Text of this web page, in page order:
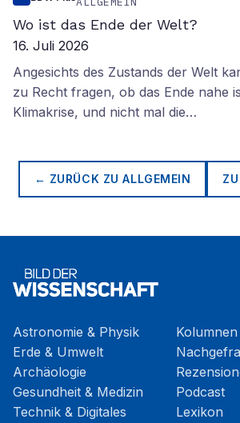
Wo ist das Ende der Welt?
16. Juli 2026
Angesichts des Zustands der Welt
zu Recht fragen, ob das Ende nahe
Klimakrise, und nicht mal die…
← ZURÜCK ZUALLGEMEIN
Astronomie & Physik
Erde & Umwelt
Archäologie
Gesundheit & Medizin
Technik & Digitales
Kolumnen
Podcast
Lexikon